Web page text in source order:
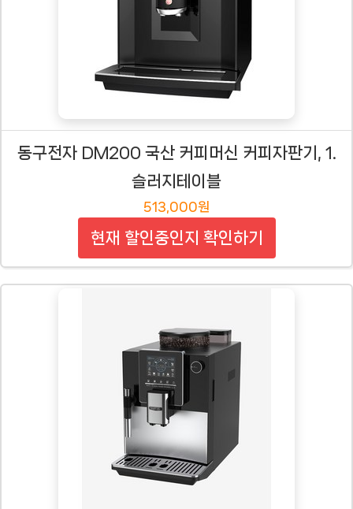
동구전자 DM200 국산 커피머신 커피자판기, 1.
슬러지테이블
513,000원
현재 할인중인지 확인하기